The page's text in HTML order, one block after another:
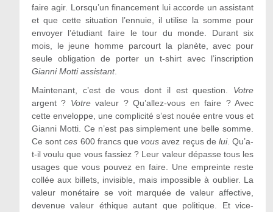
faire agir. Lorsqu’un financement lui accorde un assistant
et que cette situation l’ennuie, il utilise la somme pour
envoyer l’étudiant faire le tour du monde. Durant six
mois, le jeune homme parcourt la planète, avec pour
seule obligation de porter un t-shirt avec l’inscription
Gianni Motti assistant.
Maintenant, c’est de vous dont il est question. Votre
argent ? Votrevaleur ? Qu’allez-vous en faire ? Avec
cette enveloppe, une complicité s’est nouée entre vous et
Gianni Motti. Ce n’est pas simplement une belle somme.
Ce sontces 600 francs quevous avez reçus delui. Qu’a-
t-il voulu que vous fassiez ? Leur valeur dépasse tous les
usages que vous pouvez en faire. Une empreinte reste
collée aux billets, invisible, mais impossible à oublier. La
valeur monétaire se voit marquée de valeur affective,
devenue valeur éthique autant que politique. Et vice-